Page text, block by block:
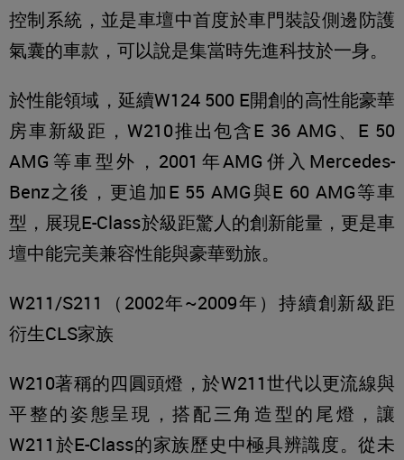
控制系統，並是車壇中首度於車門裝設側邊防護
氣囊的車款，可以說是集當時先進科技於一身。
於性能領域，延續W124 500 E開創的高性能豪華
房車新級距，W210推出包含E 36 AMG、E 50
AMG等車型外，2001年AMG併入Mercedes-
Benz之後，更追加E 55 AMG與E 60 AMG等車
型，展現E-Class於級距驚人的創新能量，更是車
壇中能完美兼容性能與豪華勁旅。
W211/S211（2002年~2009年）持續創新級距
衍生CLS家族
W210著稱的四圓頭燈，於W211世代以更流線與
平整的姿態呈現，搭配三角造型的尾燈，讓
W211於E-Class的家族歷史中極具辨識度。從未